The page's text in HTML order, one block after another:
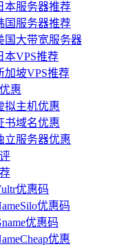
本服务器推荐
国服务器推荐
国大带宽服务器
本VPS推荐
加坡VPS推荐
惠
拟主机优惠
书域名优惠
立服务器优惠
优惠码
优惠码
优惠码
优惠